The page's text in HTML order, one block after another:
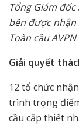
Tổng Giám
bên được
Toàn cầu AVPN
Giải quyết
12 tổ chức
trình trọng
cầu cấp thiết